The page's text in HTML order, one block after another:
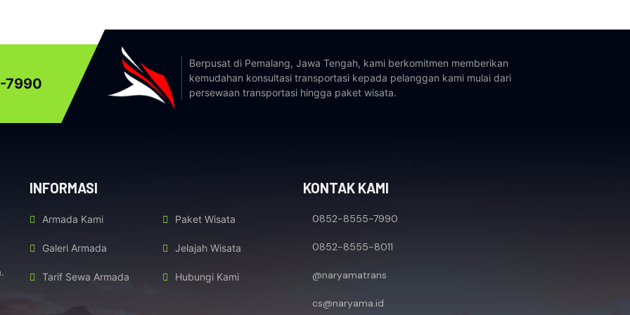
7990
Berpusat di Pemalang, Jawa Tengah, kami berkomitmen memberikan
kemudahan konsultasi transportasi kepada pelanggan kami mulai dari
persewaan transportasi hingga paket wisata.
INFORMASI
Armada Kami
Galeri Armada
Tarif Sewa Armada
Paket Wisata
Jelajah Wisata
Hubungi Kami
KONTAK KAMI
0852-8555-7990
0852-8555-8011
@naryamatrans
cs@naryama.id